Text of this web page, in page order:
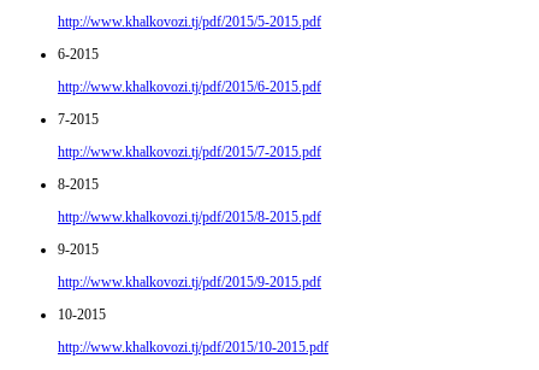
http://www.khalkovozi.tj/pdf/2015/5-2015.pdf
6-2015
http://www.khalkovozi.tj/pdf/2015/6-2015.pdf
7-2015
http://www.khalkovozi.tj/pdf/2015/7-2015.pdf
8-2015
http://www.khalkovozi.tj/pdf/2015/8-2015.pdf
9-2015
http://www.khalkovozi.tj/pdf/2015/9-2015.pdf
10-2015
http://www.khalkovozi.tj/pdf/2015/10-2015.pdf